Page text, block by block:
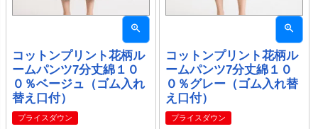
コットンプリント花柄ル
ームパンツ7分丈綿１０
０％ベージュ（ゴム入れ
替え口付）
プライスダウン
コットンプリント花柄ル
ームパンツ7分丈綿１０
０％グレー（ゴム入れ替
え口付）
プライスダウン